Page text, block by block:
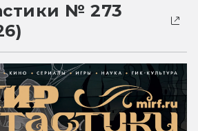
№ 273